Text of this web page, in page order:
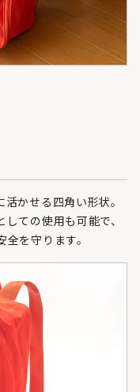
かせる四角い形状。
ての使用も可能で、
を守ります。